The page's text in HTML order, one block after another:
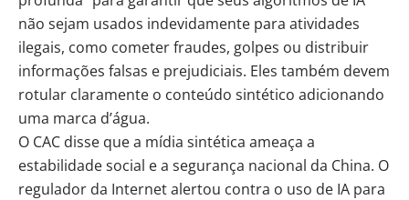
não sejam usados indevidamente para atividades
ilegais, como cometer fraudes, golpes ou distribuir
informações falsas e prejudiciais. Eles também devem
rotular claramente o conteúdo sintético adicionando
uma marca d’água.
O CAC disse que a mídia sintética ameaça a
estabilidade social e a segurança nacional da China. O
regulador da Internet alertou contra o uso de IA para